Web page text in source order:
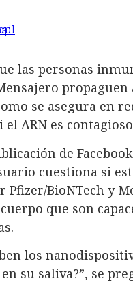
las personas
se asegura en
ARN es
de
cuestiona si
BioNTech y
que son
los
su saliva?”, se